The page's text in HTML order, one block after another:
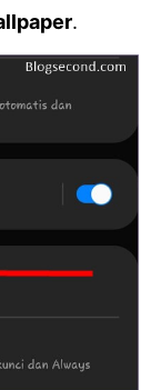
.